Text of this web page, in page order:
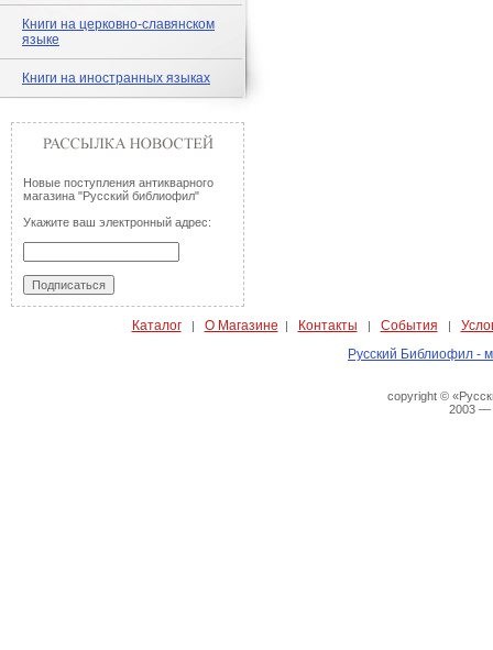
Книги на церковно-славянском
языке
Книги на иностранных языках
Новые поступления антикварного
магазина "Русский библиофил"
Укажите ваш электронный адрес:
Каталог| О Магазине | Контакты | События |
Русский Библиофил -
copyright ©
2003 —